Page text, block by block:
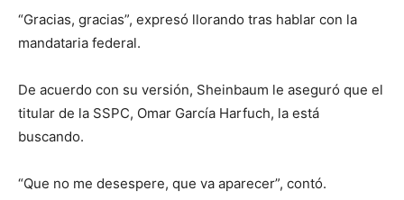
“Gracias, gracias”, expresó llorando tras hablar con la
mandataria federal.
De acuerdo con su versión, Sheinbaum le aseguró que el
titular de la SSPC, Omar García Harfuch, la está
buscando.
“Que no me desespere, que va aparecer”, contó.